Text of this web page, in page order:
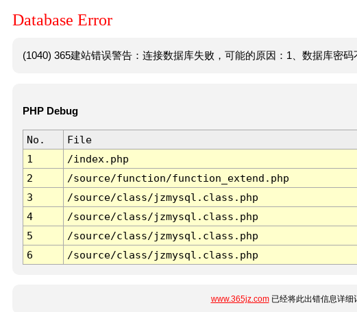
Database Error
(1040) 365建站错误警告：连接数据库失败，可能的原因：1、数据库密码
PHP Debug
No. File
1
/index.php
2
/source/function/function_extend.php
3
/source/class/jzmysql.class.php
4
/source/class/jzmysql.class.php
5
/source/class/jzmysql.class.php
6
/source/class/jzmysql.class.php
www.365jz.com已经将此出错信息详细